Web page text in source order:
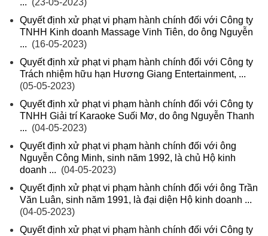
... (23-05-2023)
Quyết định xử phạt vi phạm hành chính đối với Công ty
TNHH Kinh doanh Massage Vinh Tiên, do ông Nguyễn
... (16-05-2023)
Quyết định xử phạt vi phạm hành chính đối với Công ty
Trách nhiệm hữu hạn Hương Giang Entertainment, ...
(05-05-2023)
Quyết định xử phạt vi phạm hành chính đối với Công ty
TNHH Giải trí Karaoke Suối Mơ, do ông Nguyễn Thanh
... (04-05-2023)
Quyết định xử phạt vi phạm hành chính đối với ông
Nguyễn Công Minh, sinh năm 1992, là chủ Hộ kinh
doanh ... (04-05-2023)
Quyết định xử phạt vi phạm hành chính đối với ông Trần
Văn Luân, sinh năm 1991, là đại diện Hộ kinh doanh ...
(04-05-2023)
Quyết định xử phạt vi phạm hành chính đối với Công ty